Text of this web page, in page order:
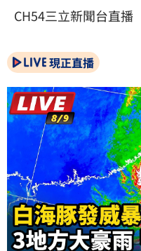
CH54三立新聞台直播
現正直播